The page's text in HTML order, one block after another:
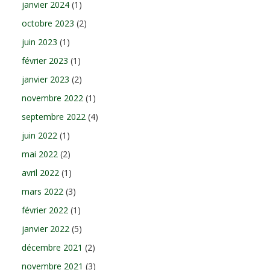
janvier 2024 (1)
octobre 2023 (2)
juin 2023 (1)
février 2023 (1)
janvier 2023 (2)
novembre 2022 (1)
septembre 2022 (4)
juin 2022 (1)
mai 2022 (2)
avril 2022 (1)
mars 2022 (3)
février 2022 (1)
janvier 2022 (5)
décembre 2021 (2)
novembre 2021 (3)